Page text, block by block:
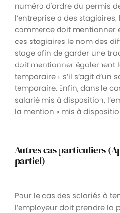
numéro d'ordre du permis
l’entreprise a des
commerce doit mentionner
ces stagiaires le nom des
stage afin de garder une
doit mentionner également
temporaire » s’il s’agit
temporaire. Enfin, dans le
salarié mis à disposition,
la mention « mis à
Autres cas particuliers
partiel)
Pour le cas des salariés à
l’employeur doit prendre la